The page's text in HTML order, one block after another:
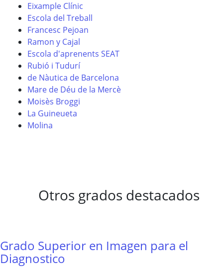
Eixample Clínic
Escola del Treball
Francesc Pejoan
Ramon y Cajal
Escola d'aprenents SEAT
Rubió i Tudurí
de Nàutica de Barcelona
Mare de Déu de la Mercè
Moisès Broggi
La Guineueta
Molina
Otros grados destacados
Grado Superior en Imagen para el
Diagnostico